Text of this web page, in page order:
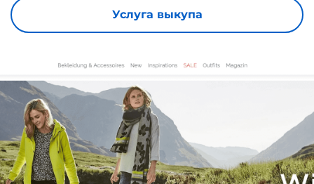
Услуга выкупа